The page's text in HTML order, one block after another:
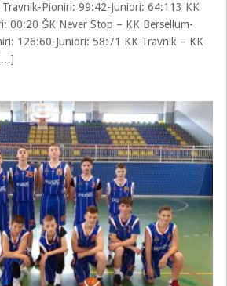
Pioniri: 99:42-Juniori: 64:113 KK
00:20 ŠK Never Stop – KK Bersellum-
126:60-Juniori: 58:71 KK Travnik – KK